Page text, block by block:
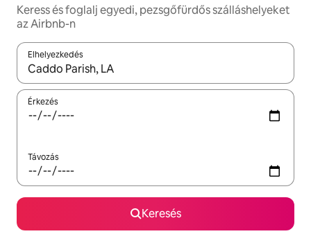
Keress és foglalj egyedi, pezsgőfürdős szálláshelyeket
az Airbnb-n
Elhelyezkedés
Az eredmények között a felfelé és a lefelé nyíllal
Érkezés
Távozás
Keresés